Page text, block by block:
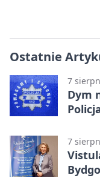
Ostatnie
7
Dym
7